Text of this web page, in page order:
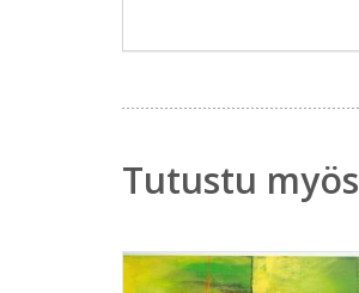
Tutustu myös